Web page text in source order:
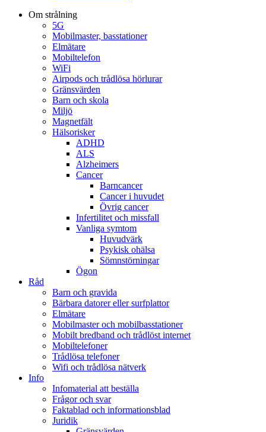
Om strålning
5G
Mobilmaster, basstationer
Elmätare
Mobiltelefon
WiFi
Airpods och trådlösa hörlurar
Gränsvärden
Barn och skola
Miljö
Magnetfält
Hälsorisker
ADHD
ALS
Alzheimers
Cancer
Barncancer
Cancer i huvudet
Övrig cancer
Infertilitet och missfall
Vanliga symtom
Huvudvärk
Psykisk ohälsa
Sömnstörningar
Ögon
Råd
Barn och gravida
Bärbara datorer eller surfplattor
Elmätare
Mobilmaster och mobilbasstationer
Mobilt bredband och trådlöst internet
Mobiltelefoner
Trådlösa telefoner
Wifi och trådlösa nätverk
Info
Infomaterial att beställa
Frågor och svar
Faktablad och informationsblad
Juridik